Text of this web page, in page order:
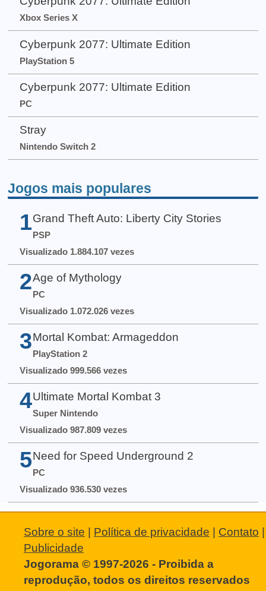
Xbox Series X
Cyberpunk 2077: Ultimate Edition
PlayStation 5
Cyberpunk 2077: Ultimate Edition
PC
Stray
Nintendo Switch 2
Jogos mais populares
1 Grand Theft Auto: Liberty City Stories
PSP
Visualizado 1.884.107 vezes
2 Age of Mythology
PC
Visualizado 1.072.026 vezes
3 Mortal Kombat: Armageddon
PlayStation 2
Visualizado 999.566 vezes
4 Ultimate Mortal Kombat 3
Super Nintendo
Visualizado 987.809 vezes
5 Need for Speed Underground 2
PC
Visualizado 936.530 vezes
Sobre o site Política de privacidade Contato
Publicidade
Jogorama © 1997-2026 - Proibida a
reprodução, todos os direitos reservados